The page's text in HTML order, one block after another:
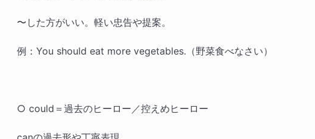
〜した方がいい。軽い忠告や提案。
例：You should eat more vegetables.（野菜食べなさい）
○ could＝過去のヒーロー／控えめヒーロー